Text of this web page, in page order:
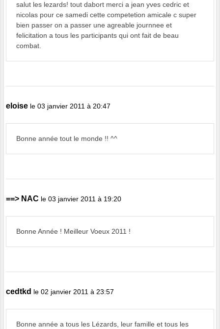
salut les lezards! tout dabort merci a jean yves cedric et
nicolas pour ce samedi cette competetion amicale c super
bien passer on a passer une agreable journnee et
felicitation a tous les participants qui ont fait de beau
combat.
eloise le 03 janvier 2011 à 20:47
Bonne année tout le monde !! ^^
==> NAC le 03 janvier 2011 à 19:20
Bonne Année ! Meilleur Voeux 2011 !
cedtkd le 02 janvier 2011 à 23:57
Bonne année a tous les Lézards, leur famille et tous les